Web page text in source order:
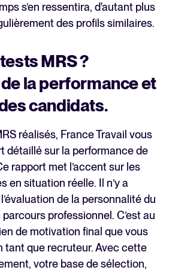
s’en ressentira, d'autant plus
des profils similaires.
MRS ?
de la performance et
candidats.
réalisés, France Travail vous
détaillé sur la performance de
rapport met l’accent sur les
en situation réelle. Il n’y a
de la personnalité du
professionnel. C’est au
de motivation final que vous
tant que recruteur. Avec cette
votre base de sélection,